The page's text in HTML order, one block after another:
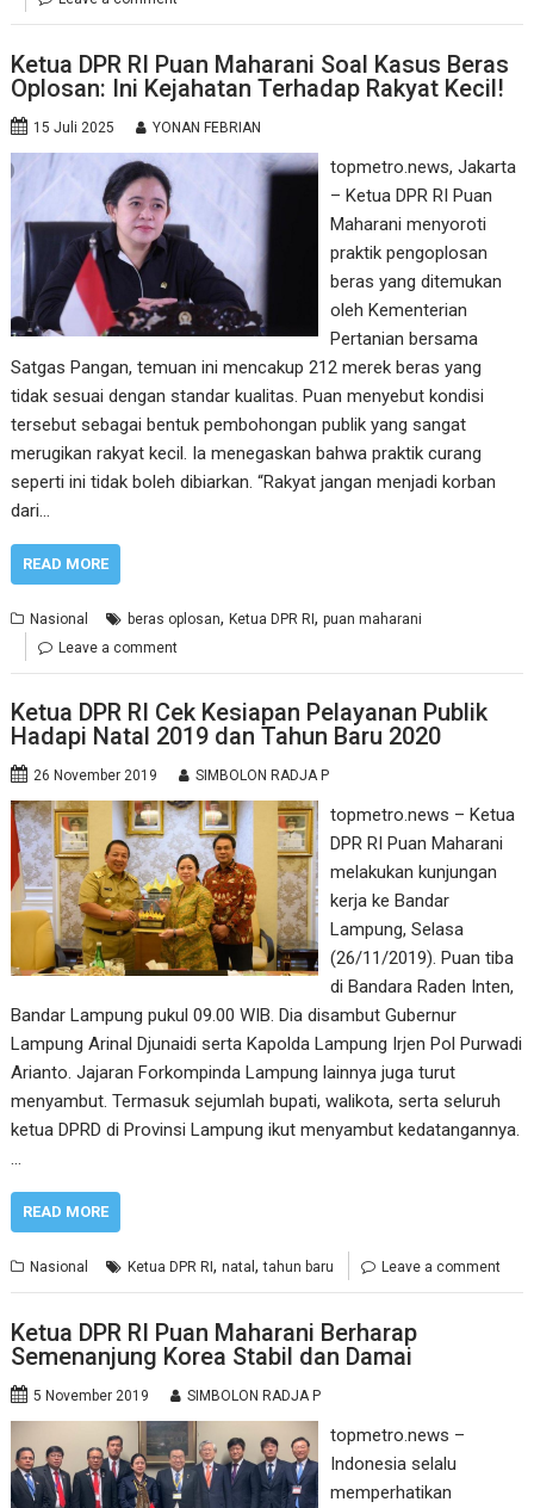
Ketua DPR RI Puan Maharani Soal Kasus Beras
Oplosan: Ini Kejahatan Terhadap Rakyat Kecil!
15 Juli 2025 YONAN FEBRIAN
topmetro.news, Jakarta
– Ketua DPR RI Puan
Maharani menyoroti
praktik pengoplosan
beras yang ditemukan
oleh Kementerian
Pertanian bersama
Satgas Pangan, temuan ini mencakup 212 merek beras yang
tidak sesuai dengan standar kualitas. Puan menyebut kondisi
tersebut sebagai bentuk pembohongan publik yang sangat
merugikan rakyat kecil. Ia menegaskan bahwa praktik curang
seperti ini tidak boleh dibiarkan. “Rakyat jangan menjadi korban
dari…
READ MORE
Nasional beras oplosan,Ketua DPR RI,puan maharani
Leave a comment
Ketua DPR RI Cek Kesiapan Pelayanan Publik
Hadapi Natal 2019 dan Tahun Baru 2020
26 November 2019 SIMBOLON RADJA P
topmetro.news – Ketua
DPR RI Puan Maharani
melakukan kunjungan
kerja ke Bandar
Lampung, Selasa
(26/11/2019). Puan tiba
di Bandara Raden Inten,
Bandar Lampung pukul 09.00 WIB. Dia disambut Gubernur
Lampung Arinal Djunaidi serta Kapolda Lampung Irjen Pol Purwadi
Arianto. Jajaran Forkompinda Lampung lainnya juga turut
menyambut. Termasuk sejumlah bupati, walikota, serta seluruh
ketua DPRD di Provinsi Lampung ikut menyambut kedatangannya.
…
READ MORE
Nasional Ketua DPR RI,natal,tahun baru Leave a comment
Ketua DPR RI Puan Maharani Berharap
Semenanjung Korea Stabil dan Damai
5 November 2019 SIMBOLON RADJA P
topmetro.news –
Indonesia selalu
memperhatikan